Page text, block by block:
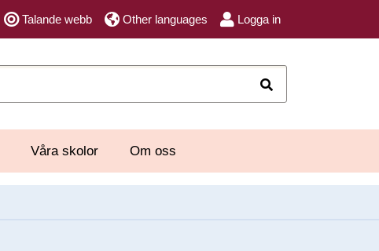
Talande webb Other languages Logga in
Våra skolor Om oss